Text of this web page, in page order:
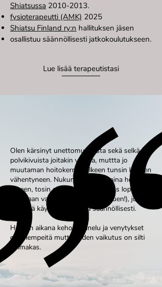
Shiatsussa 2010-2013.
fysioterapeutti (AMK) 2025
Shiatsu Finland ry:n hallituksen jäsen
osallistuu säännöllisesti jatkokoulutukseen.
Lue lisää terapeutistasi
Olen kärsinyt unettomuudesta sekä selkä- ja
polvikivuista joitakin vuosia, muttta jo
muutaman hoitokerran jälkeen tunsin kipujen
vähentyneen. Nukun paremmin aina hoidon
jälkeen, tosin ajan mittaan vaikutus loppuu
(varmaan vanhoista tavoista johtuen!), joten
on hyvä käydä shiatsussa säännöllisesti.
Hoidon aikana kehon painelu ja venytykset
ovat lempeitä mutta niiden vaikutus on silti
voimakas.